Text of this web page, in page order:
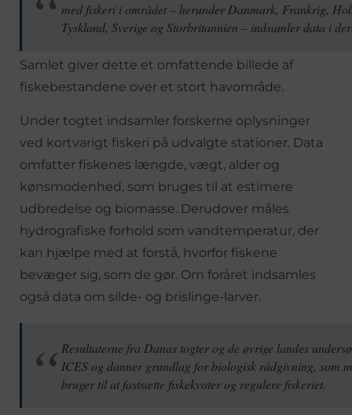
med fiskeri i området – herunder Danmark, Frankrig,
Tyskland, Sverige og Storbritannien – indsamler data i
Samlet giver dette et omfattende billede af
fiskebestandene over et stort havområde.
Under togtet indsamler forskerne oplysninger
ved kortvarigt fiskeri på udvalgte stationer. Data
omfatter fiskenes længde, vægt, alder og
kønsmodenhed, som bruges til at estimere
udbredelse og biomasse. Derudover måles
hydrografiske forhold som vandtemperatur, der
kan hjælpe med at forstå, hvorfor fiskene
bevæger sig, som de gør. Om foråret indsamles
også data om silde- og brislinge-larver.
Resultaterne fra Danas togter og de øvrige landes
ICES og danner grundlag for biologisk rådgivning, som
bruger til at fastsætte fiskekvoter og regulere fiskeriet.